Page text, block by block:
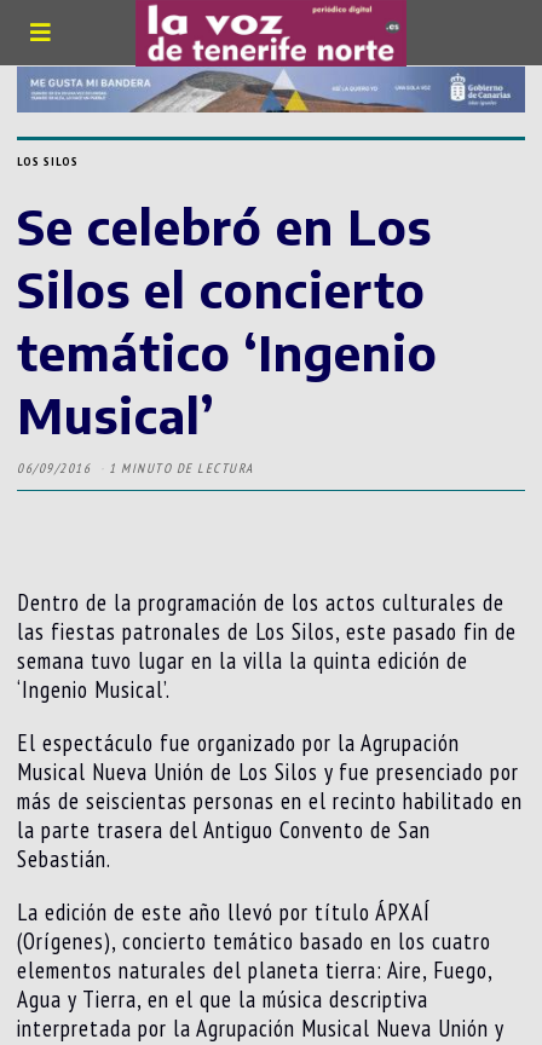
LOS SILOS
Se celebró en Los
Silos el concierto
temático ‘Ingenio
Musical’
06/09/2016 1 MINUTO DE LECTURA
Dentro de la programación de los actos culturales de
las fiestas patronales de Los Silos, este pasado fin de
semana tuvo lugar en la villa la quinta edición de
‘Ingenio Musical’.
El espectáculo fue organizado por la Agrupación
Musical Nueva Unión de Los Silos y fue presenciado por
más de seiscientas personas en el recinto habilitado en
la parte trasera del Antiguo Convento de San
Sebastián.
La edición de este año llevó por título ÁPXAÍ
(Orígenes), concierto temático basado en los cuatro
elementos naturales del planeta tierra: Aire, Fuego,
Agua y Tierra, en el que la música descriptiva
interpretada por la Agrupación Musical Nueva Unión y